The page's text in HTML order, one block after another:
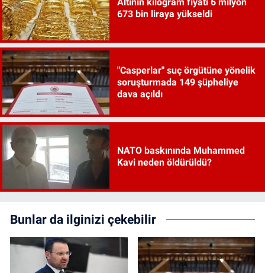
673 bin liraya yükseldi
"Casperlar" suç örgütüne yönelik
soruşturmada 149 şüpheliye
dava açıldı
NATO baskınında Muhammed
Kavi neden öldürüldü?
Bunlar da ilginizi çekebilir